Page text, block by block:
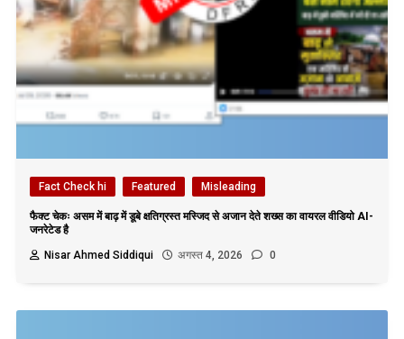
Fact Check hi Featured Misleading
फैक्ट चेकः असम में बाढ़ में डूबे क्षतिग्रस्त मस्जिद से अजान देते शख्स का वायरल वीडियो AI-
जनरेटेड है
Nisar Ahmed Siddiqui
अगस्त 4, 2026 0